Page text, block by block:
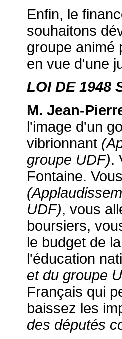
Enfin, le
souhaitons
groupe animé
en vue d'une
LOI DE 1948
M. Jean-
l'image d'un
vibrionnant
groupe UDF).
Fontaine.
UDF), vous
boursiers,
le budget de
l'éducation
et du groupe
Français qui
baissez les
des députés